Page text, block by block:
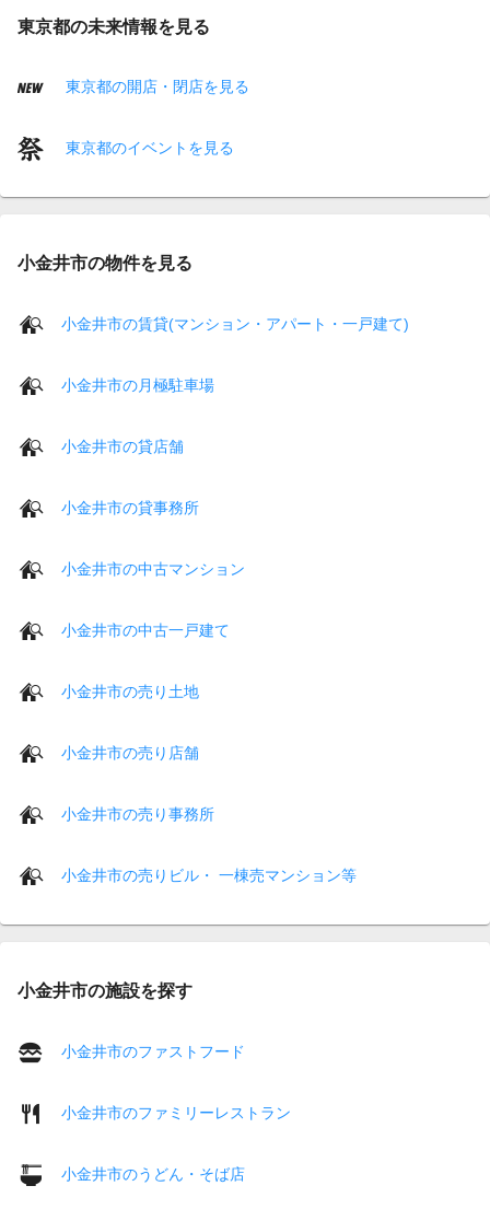
東京都の未来情報を見る
東京都の開店・閉店を見る
東京都のイベントを見る
小金井市の物件を見る
小金井市の賃貸(マンション・アパート・一戸建て)
小金井市の月極駐車場
小金井市の貸店舗
小金井市の貸事務所
小金井市の中古マンション
小金井市の中古一戸建て
小金井市の売り土地
小金井市の売り店舗
小金井市の売り事務所
小金井市の売りビル・ 一棟売マンション等
小金井市の施設を探す
小金井市のファストフード
小金井市のファミリーレストラン
小金井市のうどん・そば店